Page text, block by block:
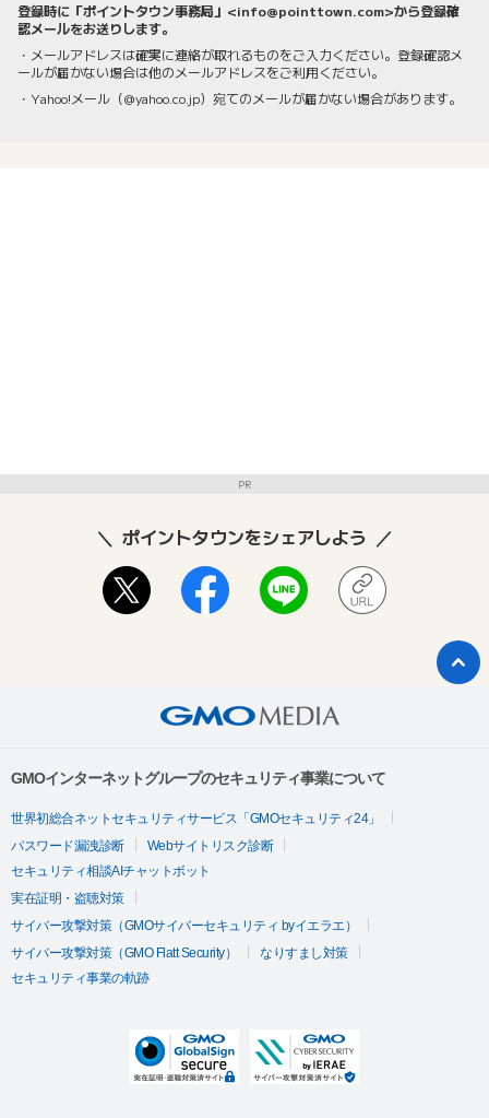
登録時に「ポイントタウン事務局」<info@pointtown.com>から登録確
認メールをお送りします。
・メールアドレスは確実に連絡が取れるものをご入力ください。登録確認メ
ールが届かない場合は他のメールアドレスをご利用ください。
・Yahoo!メール（@yahoo.co.jp）宛てのメールが届かない場合があります。
PR
ポイントタウンをシェアしよう
GMOインターネットグループのセキュリティ事業について
世界初総合ネットセキュリティサービス「GMOセキュリティ24」
パスワード漏洩診断
Webサイトリスク診断
セキュリティ相談AIチャットボット
実在証明・盗聴対策
サイバー攻撃対策（GMOサイバーセキュリティ byイエラエ）
サイバー攻撃対策（GMO Flatt Security）
なりすまし対策
セキュリティ事業の軌跡